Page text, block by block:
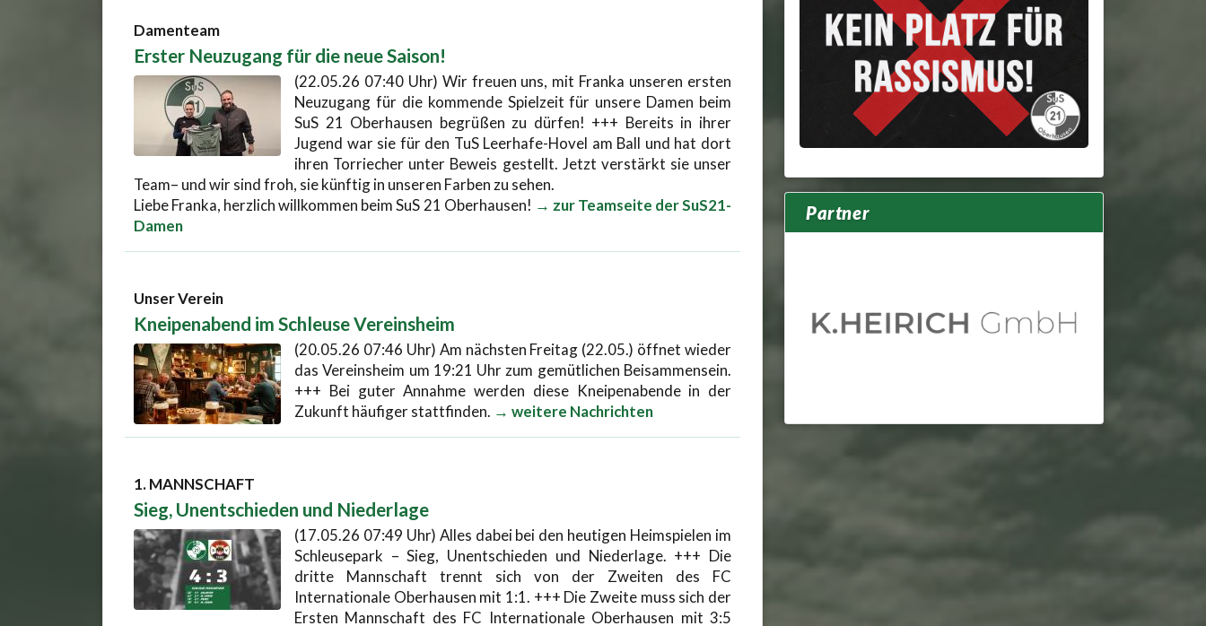
Damenteam
Erster Neuzugang für die neue Saison!
(22.05.26 07:40 Uhr) Wir freuen uns, mit Franka unseren ersten
Neuzugang für die kommende Spielzeit für unsere Damen beim
SuS 21 Oberhausen begrüßen zu dürfen! +++ Bereits in ihrer
Jugend war sie für den TuS Leerhafe-Hovel am Ball und hat dort
ihren Torriecher unter Beweis gestellt. Jetzt verstärkt sie unser
Team– und wir sind froh, sie künftig in unseren Farben zu sehen.
Liebe Franka, herzlich willkommen beim SuS 21 Oberhausen! → zur Teamseite der SuS21-
Damen
Unser Verein
Kneipenabend im Schleuse Vereinsheim
(20.05.26 07:46 Uhr) Am nächsten Freitag (22.05.) öffnet wieder
das Vereinsheim um 19:21 Uhr zum gemütlichen Beisammensein.
+++ Bei guter Annahme werden diese Kneipenabende in der
Zukunft häufiger stattfinden. → weitere Nachrichten
1. MANNSCHAFT
Sieg, Unentschieden und Niederlage
(17.05.26 07:49 Uhr) Alles dabei bei den heutigen Heimspielen im
Schleusepark – Sieg, Unentschieden und Niederlage. +++ Die
dritte Mannschaft trennt sich von der Zweiten des FC
Internationale Oberhausen mit 1:1. +++ Die Zweite muss sich der
Ersten Mannschaft des FC Internationale Oberhausen mit 3:5
Partner